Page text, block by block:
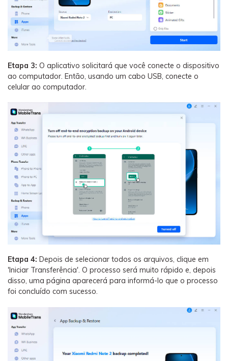
Etapa 3: O aplicativo solicitará que você conecte o dispositivo
ao computador. Então, usando um cabo USB, conecte o
celular ao computador.
Etapa 4: Depois de selecionar todos os arquivos, clique em
'Iniciar Transferência'. O processo será muito rápido e, depois
disso, uma página aparecerá para informá-lo que o processo
foi concluído com sucesso.